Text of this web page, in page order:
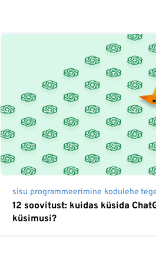
sisu programmeerimine kodulehe
12 soovitust: kuidas küsida
küsimusi?